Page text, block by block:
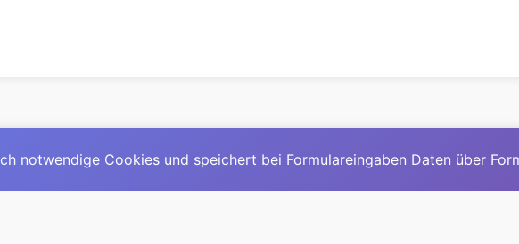
© 2025David Mirga|LinkedIn|davidmirga.com
notwendige Cookies und speichert bei Formulareingaben Daten über